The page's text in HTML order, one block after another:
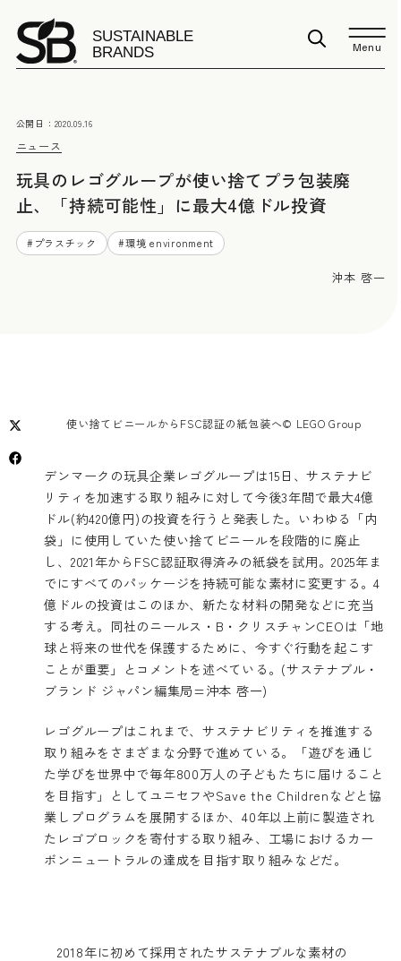
Menu
ニュース
公開日： 2020.09.16
玩具のレゴグループが使い捨てプラ包装廃
止、「持続可能性」に最大4億ドル投資
#プラスチック #環境 environment
沖本 啓一
使い捨てビニールからFSC認証の紙包装へ© LEGO Group
デンマークの玩具企業レゴグループは15日、サステナビ
リティを加速する取り組みに対して今後3年間で最大4億
ドル(約420億円)の投資を行うと発表した。いわゆる「内
袋」に使用していた使い捨てビニールを段階的に廃止
し、2021年からFSC認証取得済みの紙袋を試用。2025年ま
でにすべてのパッケージを持続可能な素材に変更する。4
億ドルの投資はこのほか、新たな材料の開発などに充当
する考え。同社のニールス・B・クリスチャンCEOは「地
球と将来の世代を保護するために、今すぐ行動を起こす
ことが重要」とコメントを述べている。(サステナブル・
ブランド ジャパン編集局=沖本 啓一)
レゴグループはこれまで、サステナビリティを推進する
取り組みをさまざまな分野で進めている。「遊びを通じ
た学びを世界中で毎年800万人の子どもたちに届けること
を目指す」としてユニセフやSave the Childrenなどと協
業しプログラムを展開するほか、40年以上前に製造され
たレゴブロックを寄付する取り組み、工場におけるカー
ボンニュートラルの達成を目指す取り組みなどだ。
2018年に初めて採用されたサステナブルな素材の